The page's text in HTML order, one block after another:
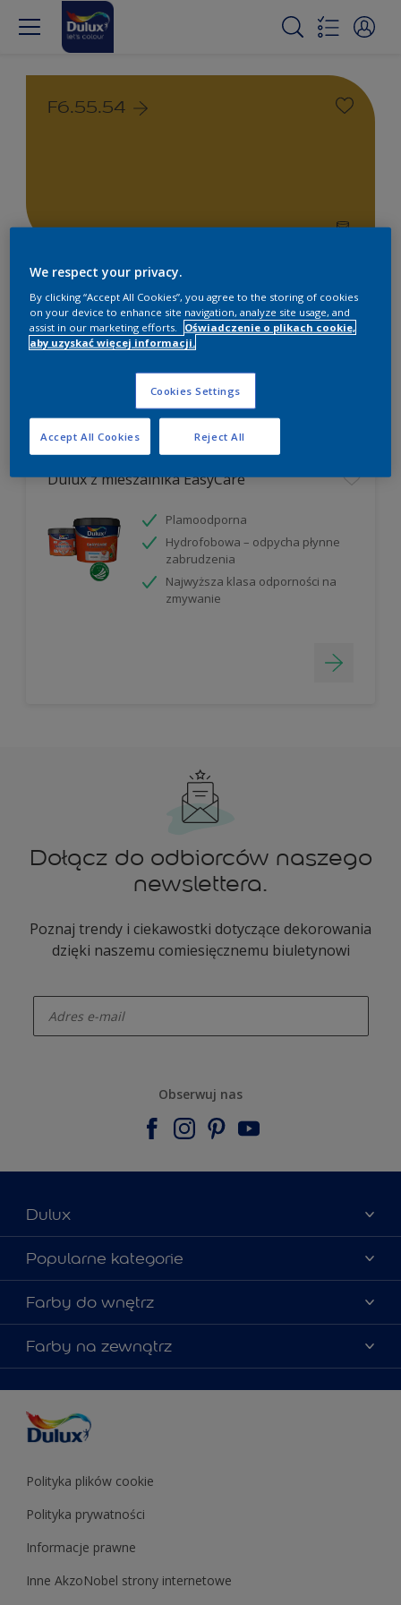
F6.55.54
Farby białe i kolorowe do
wnętrz i na zewnątrz
1Produkty znalezione
Filter
Dulux z mieszalnika EasyCare
Plamoodporna
Hydrofobowa – odpycha płynne
zabrudzenia
Najwyższa klasa odporności na
zmywanie
Dołącz do odbiorców naszego
newslettera.
Poznaj trendy i ciekawostki dotyczące dekorowania
dzięki naszemu comiesięcznemu biuletynowi
Obserwuj nas
Dulux
Materiały marketingowe
Mapa strony
Kontakt
Zgodność kolorów
Popularne kategorie
Kolory farb
Porady ekspertów
Zainspiruj się
Znajdź sklep
Farby do wnętrz
Farby do ścian
Farby uniwersalne
Podkłady i grunty
Testery farb
Farby do sufitów
Farby na zewnątrz
Farby uniwersalne
Podkłady i grunty
Polityka plików cookie
Polityka prywatności
Informacje prawne
Inne AkzoNobel strony internetowe
We respect your privacy.
By clicking “Accept All Cookies”, you agree to the storing of cookies
on your device to enhance site navigation, analyze site usage, and
assist in our marketing efforts.
Oświadczenie o plikach cookie,
aby uzyskać więcej informacji.
Cookies Settings
Reject All
Accept All Cookies